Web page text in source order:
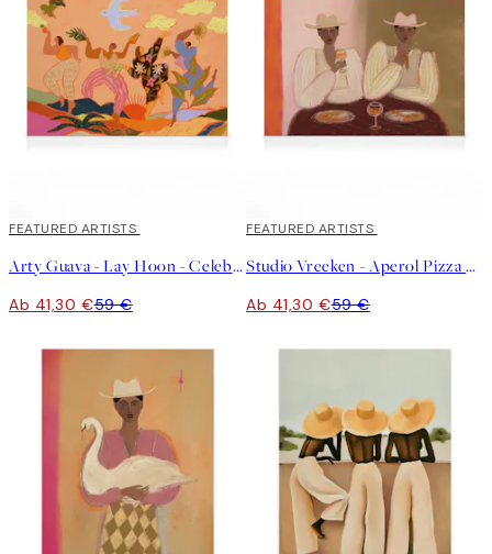
30%*
FEATURED ARTISTS
Arty Guava - Lay Hoon - Celebration Leinwandbild
Ab 41,30 €59 €
30%*
FEATURED ARTISTS
Studio Vreeken - Aperol Pizza Party Leinwandbild
Ab 41,30 €59 €